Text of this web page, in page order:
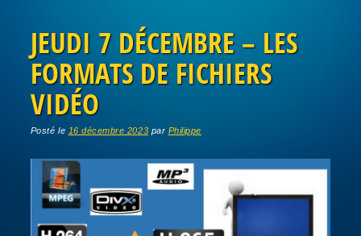
Post navigation
JEUDI 7 DÉCEMBRE – LES
FORMATS DE FICHIERS
VIDÉO
Posté le 16 décembre 2023 par Philippe